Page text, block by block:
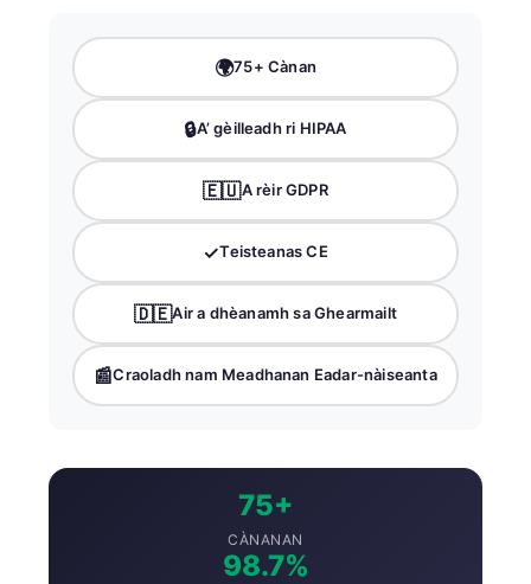
🌍75+ Cànan
🔒A’ gèilleadh ri HIPAA
🇪🇺A rèir GDPR
✓Teisteanas CE
🇩🇪Air a dhèanamh sa Ghearmailt
📰Craoladh nam Meadhanan Eadar-nàiseanta
75+
CÀNANAN
98.7%